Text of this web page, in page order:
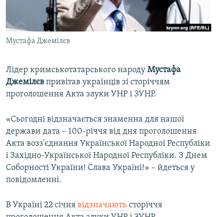
ВІДЕОУРОКИ «ELIFBE»
СВІДЧЕННЯ ОКУПАЦІЇ
УКРАЇНСЬКА ПРОБЛЕМА КРИМУ
Qırımtatar
Мустафа Джемілєв
Лідер кримськотатарського народу Мустафа
Джемілєв привітав українців зі сторіччям
проголошення Акта злуки УНР і ЗУНР.
«Сьогодні відзначається знаменна для нашої
держави дата – 100-річчя від дня проголошення
Акта возз'єднання Української Народної Республіки
і Західно-Української Народної Республіки. З Днем
Соборності України! Слава Україні!» – йдеться у
повідомленні.
В Україні 22 січня відзначають сторіччя